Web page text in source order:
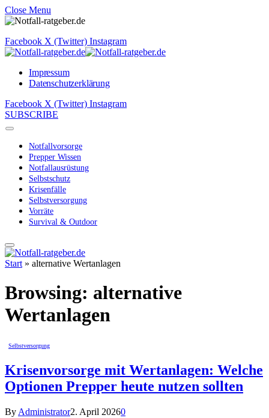
Close Menu
Facebook X (Twitter) Instagram
Impressum
Datenschutzerklärung
Facebook X (Twitter) Instagram
SUBSCRIBE
Notfallvorsorge
Prepper Wissen
Notfallausrüstung
Selbstschutz
Krisenfälle
Selbstversorgung
Vorräte
Survival & Outdoor
Start » alternative Wertanlagen
Browsing: alternative
Wertanlagen
Selbstversorgung
Krisenvorsorge mit Wertanlagen: Welche
Optionen Prepper heute nutzen sollten
By Administrator2. April 20260